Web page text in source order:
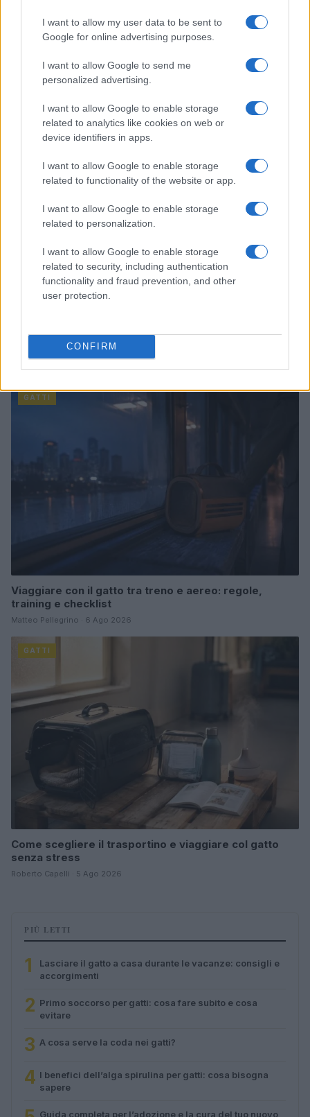
I want to allow my user data to be sent to
Google for online advertising purposes.
I want to allow Google to send me
personalized advertising.
I want to allow Google to enable storage
related to analytics like cookies on web or
device identifiers in apps.
I want to allow Google to enable storage
related to functionality of the website or app.
I want to allow Google to enable storage
related to personalization.
I want to allow Google to enable storage
related to security, including authentication
functionality and fraud prevention, and other
user protection.
CONFIRM
Continua a leggere
Il legame speciale tra Francesco Guccini e i felini: una
storia di rispetto e passione
Greta Salvati · 7 Ago 2026
GATTI
Viaggiare con il gatto tra treno e aereo: regole,
training e checklist
Matteo Pellegrino · 6 Ago 2026
GATTI
Come scegliere il trasportino e viaggiare col gatto
senza stress
Roberto Capelli · 5 Ago 2026
PIÙ LETTI
1
Lasciare il gatto a casa durante le vacanze: consigli e
accorgimenti
2 Primo soccorso per gatti: cosa fare subito e cosa
evitare
3 A cosa serve la coda nei gatti?
4 I benefici dell’alga spirulina per gatti: cosa bisogna
sapere
Guida completa per l’adozione e la cura del tuo nuovo